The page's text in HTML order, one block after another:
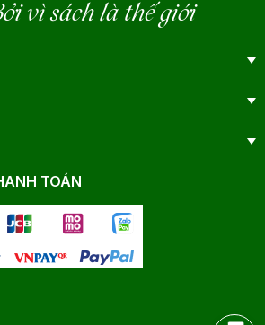
vì sách là thế giới
TOÁN